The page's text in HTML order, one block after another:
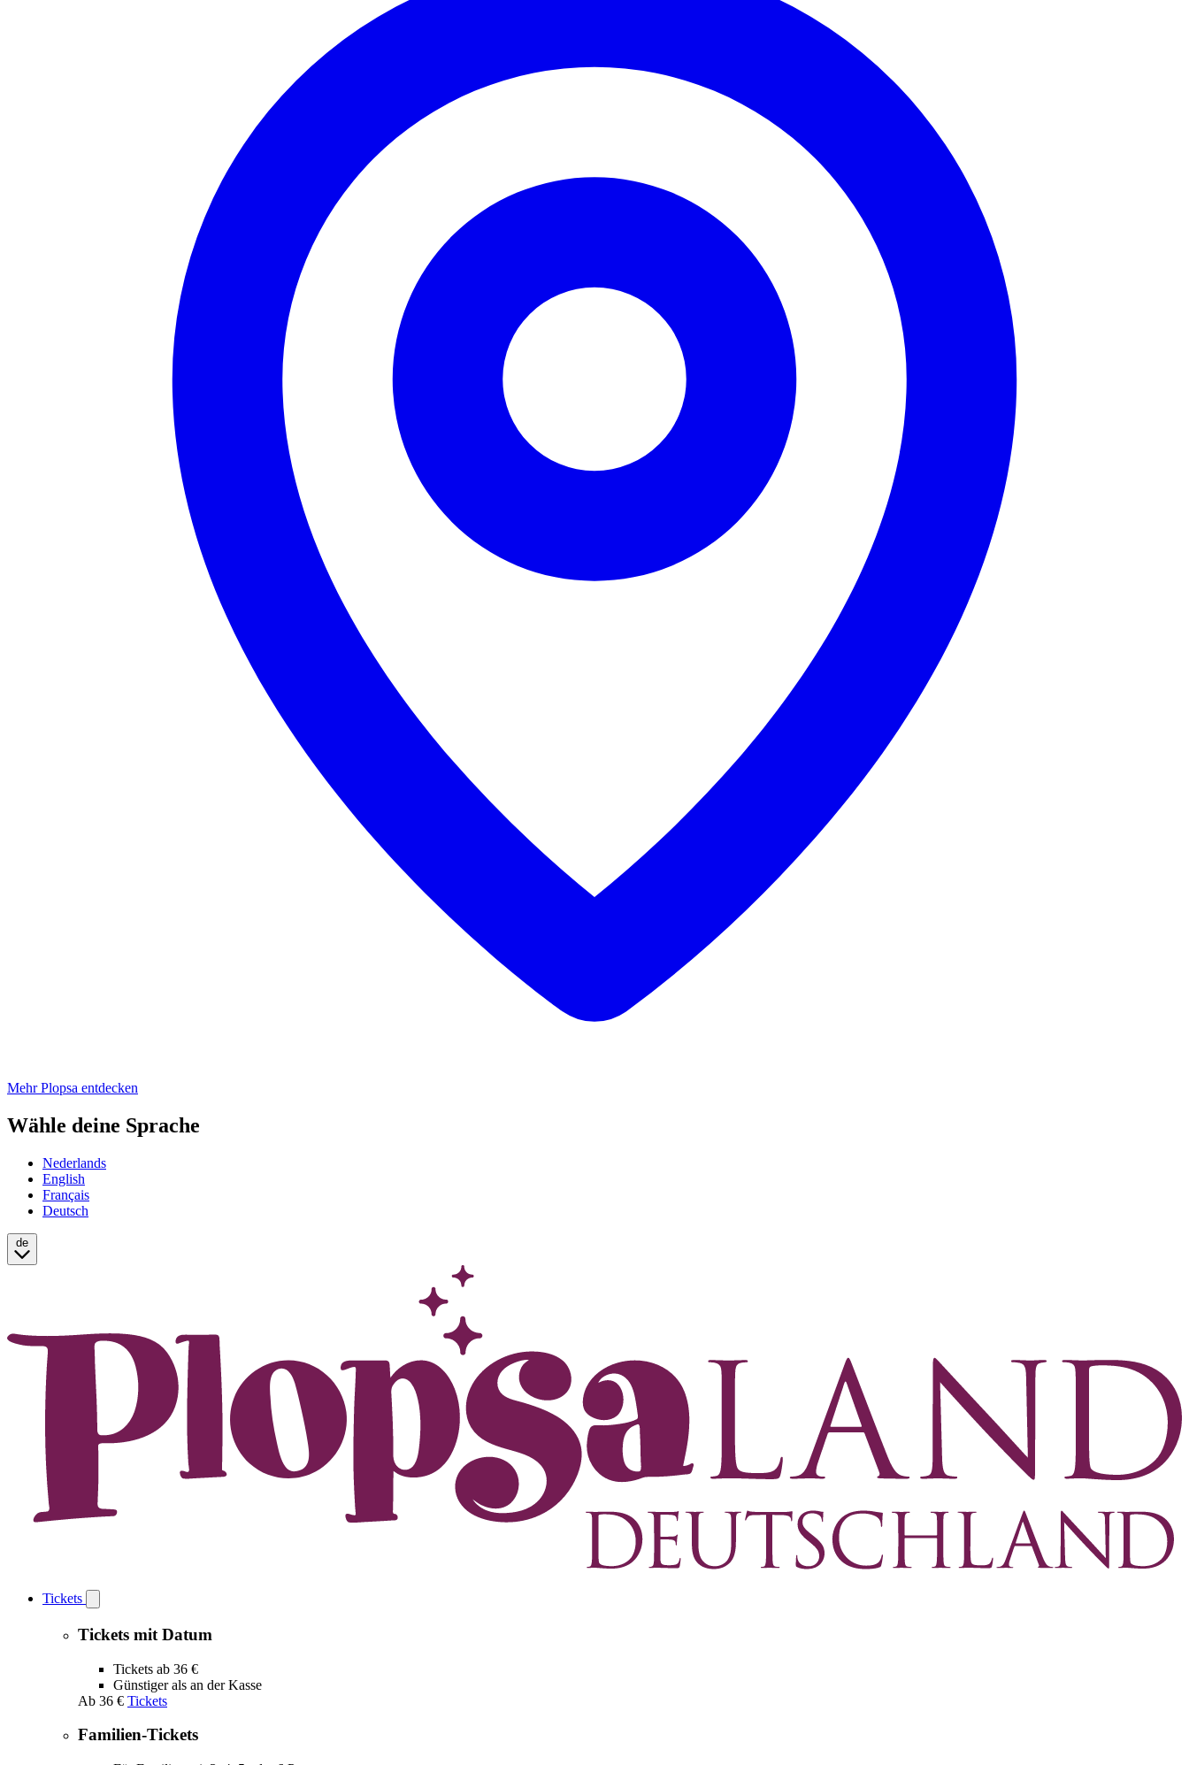
Mehr Plopsa entdecken
Wähle deine Sprache
Nederlands
English
Français
Deutsch
de
Tickets
Tickets
submenu
Tickets mit Datum
Tickets ab 36 €
Günstiger als an der Kasse
Ab 36 € Tickets
Familien-Tickets